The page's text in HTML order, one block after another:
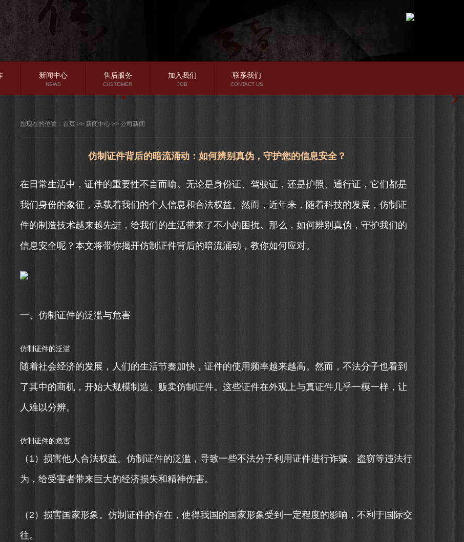
行业资讯
常见问题
新闻中心
NEWS
售后服务
CUSTOMER
加入我们
JOB
联系我们
CONTACT US
您现在的位置： 首页 >> 新闻中心 >> 公司新闻
仿制证件背后的暗流涌动：如何辨别真伪，守护您的信息安全？
在日常生活中，证件的重要性不言而喻。无论是身份证、驾驶证，还是护照、通行证，它们都是
我们身份的象征，承载着我们的个人信息和合法权益。然而，近年来，随着科技的发展，仿制证
件的制造技术越来越先进，给我们的生活带来了不小的困扰。那么，如何辨别真伪，守护我们的
信息安全呢？本文将带你揭开仿制证件背后的暗流涌动，教你如何应对。
一、仿制证件的泛滥与危害
仿制证件的泛滥
随着社会经济的发展，人们的生活节奏加快，证件的使用频率越来越高。然而，不法分子也看到
了其中的商机，开始大规模制造、贩卖仿制证件。这些证件在外观上与真证件几乎一模一样，让
人难以分辨。
仿制证件的危害
（1）损害他人合法权益。仿制证件的泛滥，导致一些不法分子利用证件进行诈骗、盗窃等违法行
为，给受害者带来巨大的经济损失和精神伤害。
（2）损害国家形象。仿制证件的存在，使得我国的国家形象受到一定程度的影响，不利于国际交
往。